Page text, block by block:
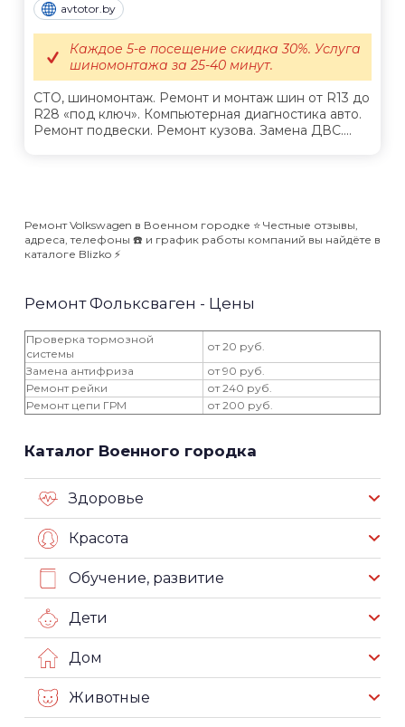
avtotor.by
СТО, шиномонтаж. Ремонт и монтаж шин от R13 до
R28 «под ключ». Компьютерная диагностика авто.
Ремонт подвески. Ремонт кузова. Замена ДВС....
Каждое 5-е посещение скидка 30%. Услуга
шиномонтажа за 25-40 минут.
Ремонт Volkswagen в Военном городке ⭐️ Честные отзывы,
адреса, телефоны ☎️ и график работы компаний вы найдёте в
каталоге Blizko ⚡️
Ремонт Фольксваген - Цены
Проверка тормозной
системы
от 20 руб.
Замена антифриза
от 90 руб.
Ремонт рейки
от 240 руб.
Ремонт цепи ГРМ
от 200 руб.
Каталог Военного городка
Здоровье
Красота
Обучение, развитие
Дети
Дом
Животные